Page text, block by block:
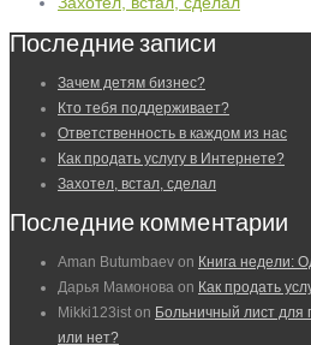
Последние записи
Зачем детям бизнес?
Кто тебя поддерживает?
Ответственность в каждом из нас
Как продать услугу в Интернете?
Захотел, встал, сделал
Последние комментарии
Aman Butumbaev on Книга недели:
Дарья Мамонова on Как продать
Mikki123ist on Больничный лист
или нет?